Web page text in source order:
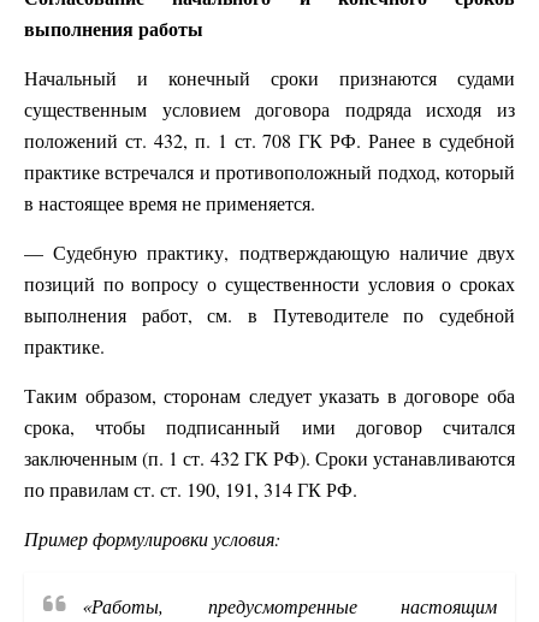
выполнения работы
Начальный и конечный сроки признаются судами
существенным условием договора подряда исходя из
положений ст. 432, п. 1 ст. 708 ГК РФ. Ранее в судебной
практике встречался и противоположный подход, который
в настоящее время не применяется.
— Судебную практику, подтверждающую наличие двух
позиций по вопросу о существенности условия о сроках
выполнения работ, см. в Путеводителе по судебной
практике.
Таким образом, сторонам следует указать в договоре оба
срока, чтобы подписанный ими договор считался
заключенным (п. 1 ст. 432 ГК РФ). Сроки устанавливаются
по правилам ст. ст. 190, 191, 314 ГК РФ.
Пример формулировки условия:
«Работы, предусмотренные настоящим